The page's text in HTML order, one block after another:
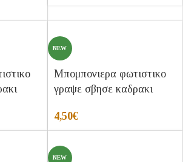
NEW
Μπομπονιερα φωτιστικο
γραψε σβησε καδρακι
4,50€
NEW